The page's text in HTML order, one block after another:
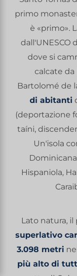
primo
è «primo».
dall'UNESCO
dove si
calcate da
Bartolomé de
di abitanti
(deportazione
taíni,
Un'isola
Hispaniola,
Lato natura, il
superlativo
3.098 metri
più alto di